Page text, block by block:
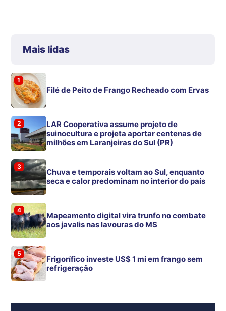
Mais lidas
1
Filé de Peito de Frango Recheado com Ervas
2
LAR Cooperativa assume projeto de
suinocultura e projeta aportar centenas de
milhões em Laranjeiras do Sul (PR)
3
Chuva e temporais voltam ao Sul, enquanto
seca e calor predominam no interior do país
4
Mapeamento digital vira trunfo no combate
aos javalis nas lavouras do MS
5
Frigorífico investe US$ 1 mi em frango sem
refrigeração